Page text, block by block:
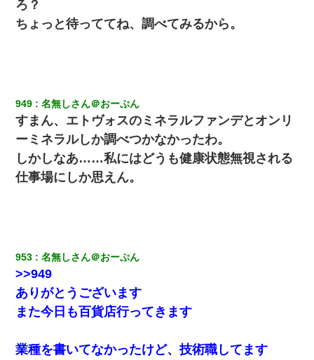
出張中の旦那から『フリンしやがって、このクズ』と電話が。私
「本当に家まで来たの？証拠は？」旦那「俺の言葉が信じられな
いのか！」→ 離婚後
妻が亡くなったんだけど正直ガチで嬉しい
【衝撃】女友達から行為中に告白されてOKした結果
新卒の女性社員に1年半ストーカーされていた。俺「マジで怖い」
嫁が涙声で『会いたいね』とか言っているのが聞こえた。俺「こ
泣」俺（キターー）→
ろ？
ちょっと待っててね、調べてみるから。
949 名無しさん＠おーぷん
すまん、エトヴォスのミネラルファンデとオンリ
ーミネラルしか調べつかなかったわ。
しかしなあ……私にはどうも健康状態無視される
仕事場にしか思えん。
953 名無しさん＠おーぷん
>>949
ありがとうございます
また今日も百貨店行ってきます
業種を書いてなかったけど、技術職してます